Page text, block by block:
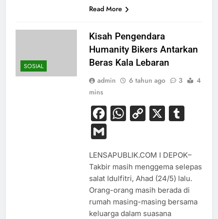
Read More
SOSIAL
Kisah Pengendara
Humanity Bikers Antarkan
Beras Kala Lebaran
admin 6 tahun ago 3
4
mins
Facebook
WhatsApp
Copy
X
Gmail
LENSAPUBLIK.COM I DEPOK–
Takbir masih menggema selepas
salat Idulfitri, Ahad (24/5) lalu.
Orang-orang masih berada di
rumah masing-masing bersama
keluarga dalam suasana